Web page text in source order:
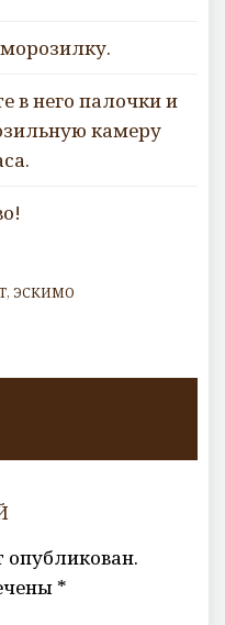
в него палочки и
камеру
, ЭСКИМО
*